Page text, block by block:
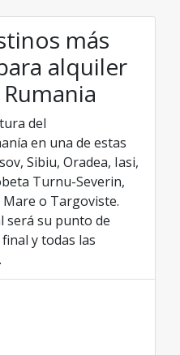
más
alquiler
del
en una de estas
Sibiu, Oradea, Iasi,
Turnu-Severin,
Mare o Targoviste.
será su punto de
y todas las